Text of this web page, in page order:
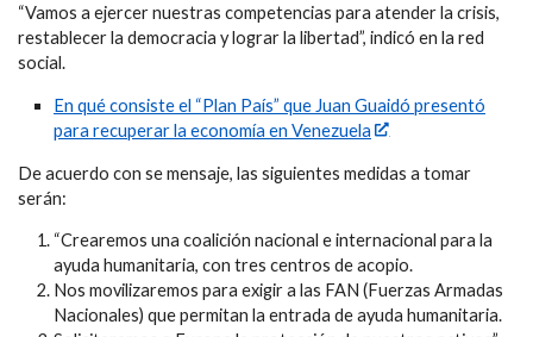
“Vamos a ejercer nuestras competencias para atender la crisis,
restablecer la democracia y lograr la libertad”, indicó en la red
social.
En qué consiste el “Plan País” que Juan Guaidó presentó
para recuperar la economía en Venezuela
De acuerdo con se mensaje, las siguientes medidas a tomar
serán:
“Crearemos una coalición nacional e internacional para la
ayuda humanitaria, con tres centros de acopio.
Nos movilizaremos para exigir a las FAN (Fuerzas Armadas
Nacionales) que permitan la entrada de ayuda humanitaria.